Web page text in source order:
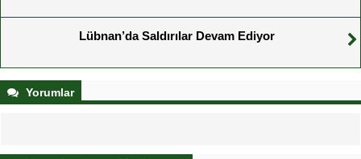
Lübnan’da Saldırılar Devam Ediyor
Yorumlar